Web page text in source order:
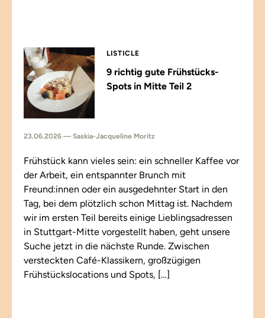
LISTICLE
9 richtig gute Frühstücks-
Spots in Mitte Teil 2
23.06.2026 — Saskia-Jacqueline Moritz
Frühstück kann vieles sein: ein schneller Kaffee vor
der Arbeit, ein entspannter Brunch mit
Freund:innen oder ein ausgedehnter Start in den
Tag, bei dem plötzlich schon Mittag ist. Nachdem
wir im ersten Teil bereits einige Lieblingsadressen
in Stuttgart-Mitte vorgestellt haben, geht unsere
Suche jetzt in die nächste Runde. Zwischen
versteckten Café-Klassikern, großzügigen
Frühstückslocations und Spots, […]